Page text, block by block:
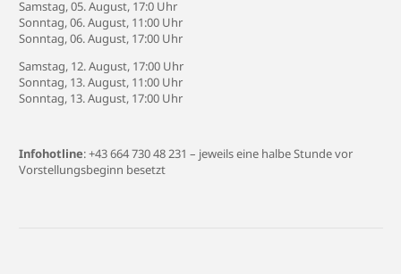
Samstag, 05. August, 17:0 Uhr
Sonntag, 06. August, 11:00 Uhr
Sonntag, 06. August, 17:00 Uhr
Samstag, 12. August, 17:00 Uhr
Sonntag, 13. August, 11:00 Uhr
Sonntag, 13. August, 17:00 Uhr
Infohotline: +43 664 730 48 231 – jeweils eine halbe Stunde vor
Vorstellungsbeginn besetzt